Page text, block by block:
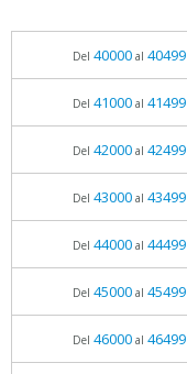
Del 40000al 40499
Del 41000al 41499
Del 42000al 42499
Del 43000al 43499
Del 44000al 44499
Del 45000al 45499
Del 46000al 46499